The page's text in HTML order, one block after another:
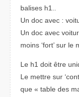
balises h1..
Un doc avec :
Un doc avec
moins ‘fort’ sur le
Le h1 doit être
Le mettre sur
que « table des